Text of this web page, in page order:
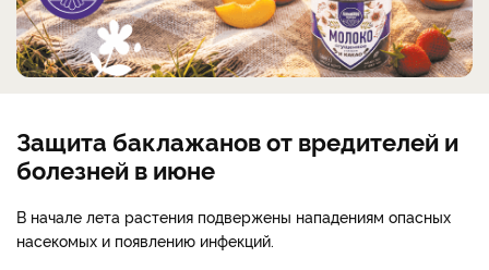
Защита баклажанов от вредителей и
болезней в июне
В начале лета растения подвержены нападениям опасных
насекомых и появлению инфекций.